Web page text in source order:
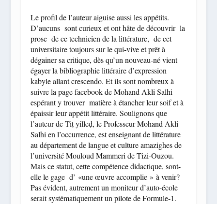
Le profil de l’auteur aiguise aussi les appétits.
D’aucuns sont curieux et ont hâte de découvrir la
prose de ce technicien de la littérature, de cet
universitaire toujours sur le qui-vive et prêt à
dégainer sa critique, dès qu’un nouveau-né vient
égayer la bibliographie littéraire d’expression
kabyle allant crescendo. Et ils sont nombreux à
suivre la page facebook de Mohand Akli Salhi
espérant y trouver matière à étancher leur soif et à
épaissir leur appétit littéraire. Soulignons que
l’auteur de Tiṭ yilleḍ, le Professeur Mohand Akli
Salhi en l’occurrence, est enseignant de littérature
au département de langue et culture amazighes de
l’université Mouloud Mammeri de Tizi-Ouzou.
Mais ce statut, cette compétence didactique, sont-
elle le gage d’ «une œuvre accomplie » à venir?
Pas évident, autrement un moniteur d’auto-école
serait systématiquement un pilote de Formule-1.